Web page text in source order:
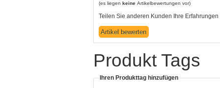
(es liegen keine Artikelbewertungen vor)
Teilen Sie anderen Kunden Ihre Erfahrungen
Produkt Tags
Ihren Produkttag hinzufügen